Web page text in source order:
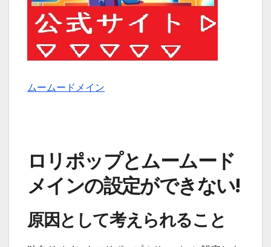
ムームードメイン
ロリポップとムームード
メインの設定ができない!
原因として考えられること